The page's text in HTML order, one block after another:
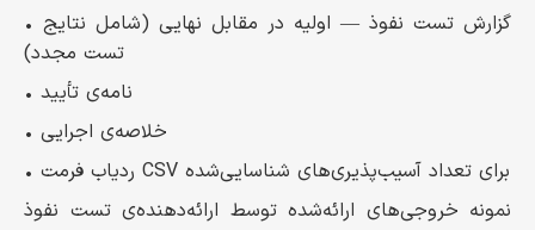
• گزارش تست نفوذ — اولیه در مقابل نهایی (شامل نتایج
نمونه خروجی‌های ارائه‌شده توسط ارائه‌دهنده‌ی تست نفوذ